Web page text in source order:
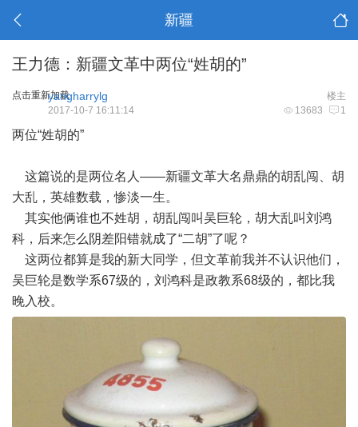
新疆
王力德：新疆文革中两位“姓胡的”
点击重新加载 楼主
yangharrylg
13683 1
2017-10-7 16:11:14
两位“姓胡的”
这篇说的是两位名人——新疆文革大名鼎鼎的胡乱闯、胡
大乱，英雄数载，惨淡一生。
其实他俩谁也不姓胡，胡乱闯叫吴巨轮，胡大乱叫刘鸿
科，后来怎么阴差阳错就成了“二胡”了呢？
这两位都算是我的新大同学，但文革前我并不认识他们，
吴巨轮是数学系67级的，刘鸿科是政教系68级的，都比我
晚入校。